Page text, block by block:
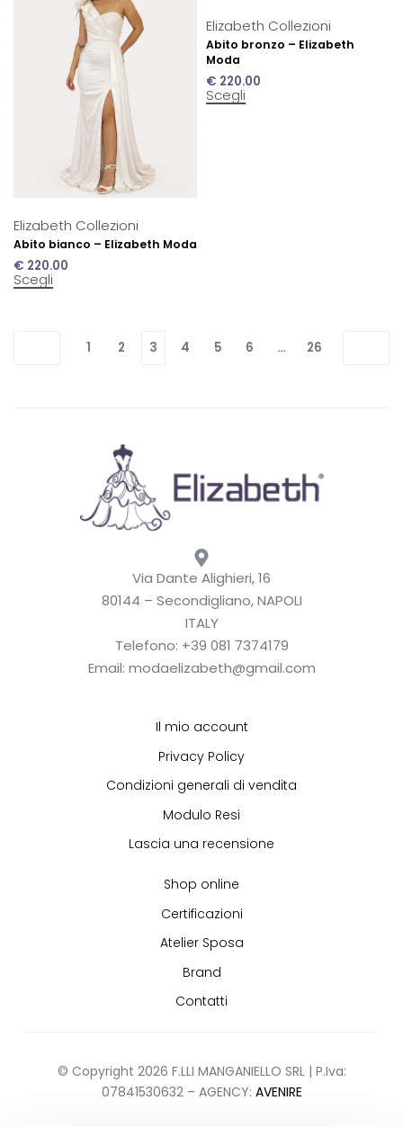
Elizabeth Collezioni
Abito bianco – Elizabeth Moda
€ 220.00
Scegli
Elizabeth Collezioni
Abito bronzo – Elizabeth
Moda
€ 220.00
Scegli
1 2 3 4 5 6 … 26
Via Dante Alighieri, 16
80144 – Secondigliano, NAPOLI
ITALY
Telefono: +39 081 7374179
Email: modaelizabeth@gmail.com
Il mio account
Privacy Policy
Condizioni generali di vendita
Modulo Resi
Lascia una recensione
Shop online
Certificazioni
Atelier Sposa
Brand
Contatti
© Copyright 2026 F.LLI MANGANIELLO SRL | P.Iva:
07841530632 – AGENCY: AVENIRE